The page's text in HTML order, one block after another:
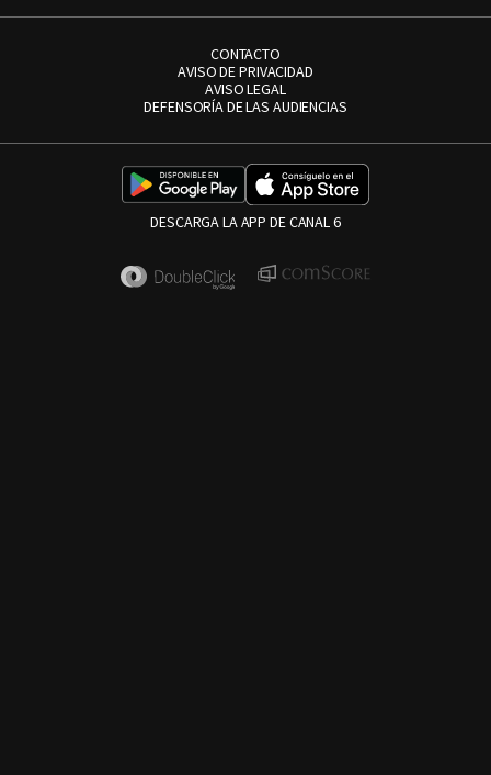
CONTACTO
AVISO DE PRIVACIDAD
AVISO LEGAL
DEFENSORÍA DE LAS AUDIENCIAS
DESCARGA LA APP DE CANAL 6